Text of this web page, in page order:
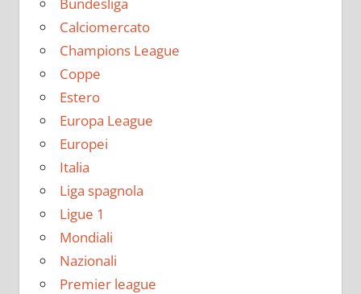
Calciomercato
Champions League
Coppe
Estero
Europa League
Europei
Italia
Liga spagnola
Ligue 1
Mondiali
Nazionali
Premier league